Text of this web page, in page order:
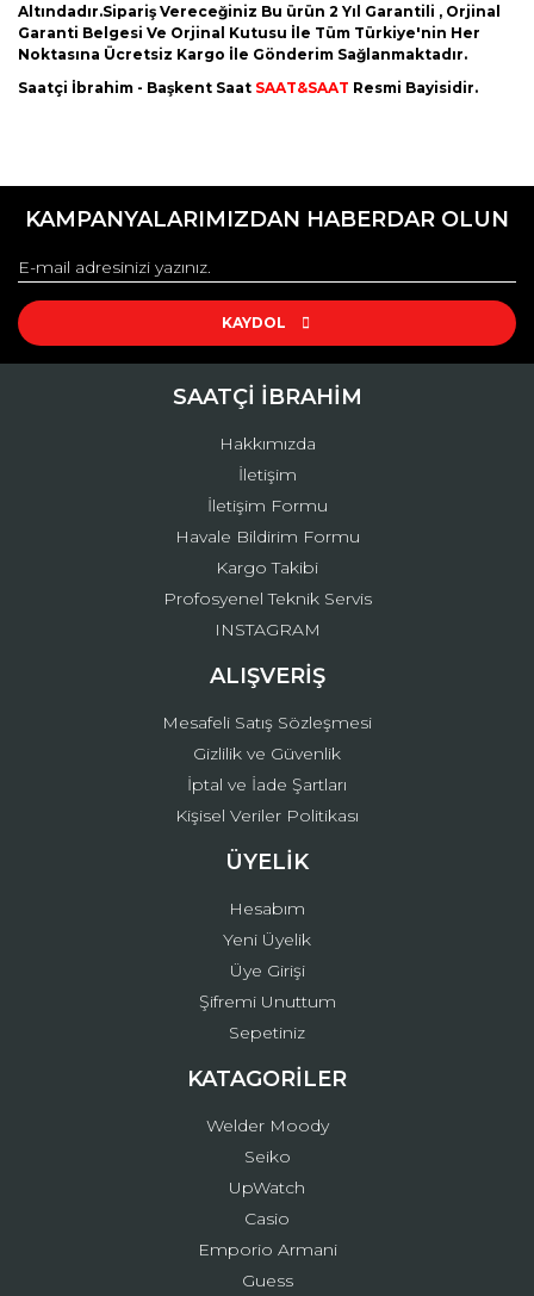
Altındadır.Sipariş Vereceğiniz Bu ürün 2 Yıl Garantili , Orjinal
Garanti Belgesi Ve Orjinal Kutusu İle Tüm Türkiye'nin Her
Noktasına Ücretsiz Kargo İle Gönderim Sağlanmaktadır.
Saatçi İbrahim - Başkent Saat SAAT&SAAT Resmi Bayisidir.
konularda yetersiz gördüğünüz noktaları öneri formunu
Görüş ve önerileriniz için teşekkür ederiz.
Ürün resmi kalitesiz, bozuk veya görüntülenemiyor.
Ürün açıklamasında eksik bilgiler bulunuyor.
Ürün fiyatı diğer sitelerden daha pahalı.
Gönder
KAMPANYALARIMIZDAN HABERDAR OLUN
KAYDOL
SAATÇİ İBRAHİM
Hakkımızda
İletişim
İletişim Formu
Havale Bildirim Formu
Kargo Takibi
Profosyenel Teknik Servis
INSTAGRAM
ALIŞVERİŞ
Mesafeli Satış Sözleşmesi
Gizlilik ve Güvenlik
İptal ve İade Şartları
Kişisel Veriler Politikası
ÜYELİK
Hesabım
Yeni Üyelik
Üye Girişi
Şifremi Unuttum
Sepetiniz
KATAGORİLER
Welder Moody
Seiko
UpWatch
Casio
Emporio Armani
Guess